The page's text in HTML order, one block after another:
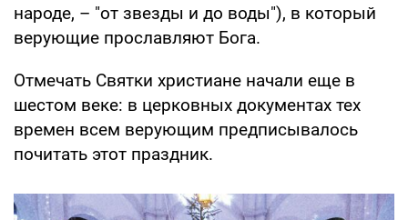
народе, – "от звезды и до воды"), в который
верующие прославляют Бога.
Отмечать Святки христиане начали еще в
шестом веке: в церковных документах тех
времен всем верующим предписывалось
почитать этот праздник.